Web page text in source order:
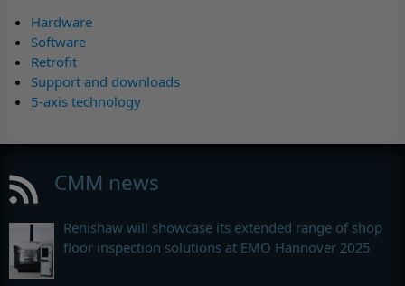
Hardware
Software
Retrofit
Support and downloads
5-axis technology
CMM news
Renishaw will showcase its extended range of shop
floor inspection solutions at EMO Hannover 2025